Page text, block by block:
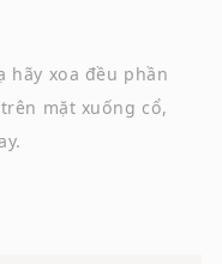
hãy xoa đều phần
mặt xuống cổ,